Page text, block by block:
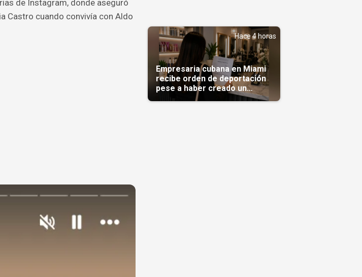
de Instagram, donde aseguró
Castro cuando convivía con Aldo
Hace 4 horas
Empresaria cubana en Miami
recibe orden de deportación
pese a haber creado un